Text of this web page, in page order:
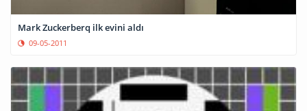
Mark Zuckerberq ilk evini aldı
09-05-2011